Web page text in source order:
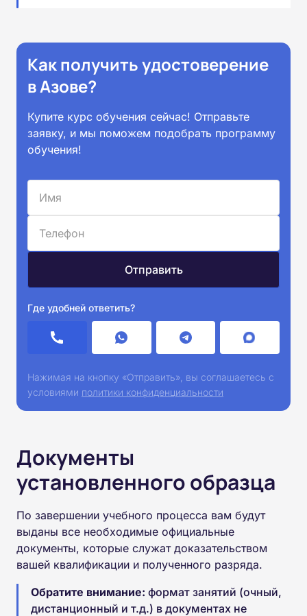
Как получить удостоверение
в Азове?
Купите курс обучения сейчас! Отправьте
заявку, и мы поможем подобрать программу
обучения!
Где удобней ответить?
Нажимая на кнопку «Отправить», вы соглашаетесь с
условиями политики конфиденциальности
Документы
установленного образца
По завершении учебного процесса вам будут
выданы все необходимые официальные
документы, которые служат доказательством
вашей квалификации и полученного разряда.
Обратите внимание: формат занятий (очный,
дистанционный и т.д.) в документах не